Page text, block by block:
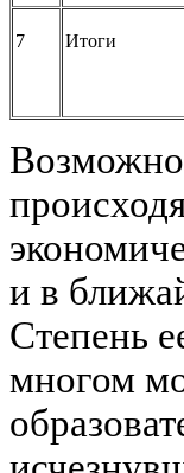
7 Итоги
и в
Степень
многом